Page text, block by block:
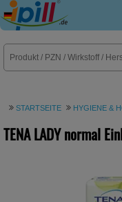
E-Rezept
STARTSEITE HYGIENE &
TENA LADY normal